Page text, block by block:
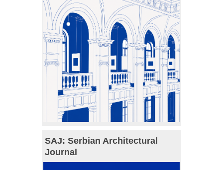
SAJ: Serbian Architectural
Journal